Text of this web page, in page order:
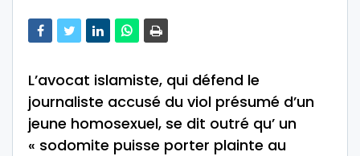
L’avocat islamiste, qui défend le
journaliste accusé du viol présumé d’un
jeune homosexuel, se dit outré qu’ un
« sodomite puisse porter plainte au